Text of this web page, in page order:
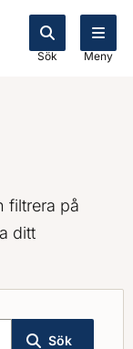
Sök Meny
filtrera på
ditt
Sök